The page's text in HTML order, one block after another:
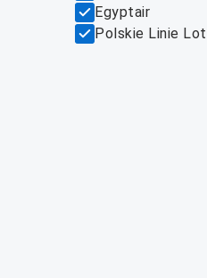
Egyptair
Polskie Linie